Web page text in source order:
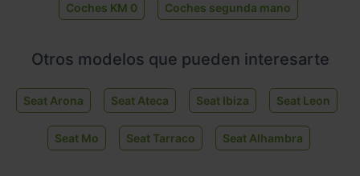
Coches KM 0 Coches segunda mano
Otros modelos que pueden interesarte
Seat Arona Seat Ateca Seat Ibiza Seat Leon
Seat Mo Seat Tarraco Seat Alhambra